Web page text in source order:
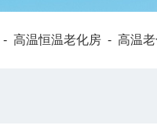
- 高温恒温老化房 - 高温